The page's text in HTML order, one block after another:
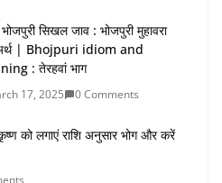
सिखल जाव : भोजपुरी मुहावरा
| Bhojpuri idiom and
: तेरहवां भाग
17, 2025 0 Comments
को लगाएं राशि अनुसार भोग और करें